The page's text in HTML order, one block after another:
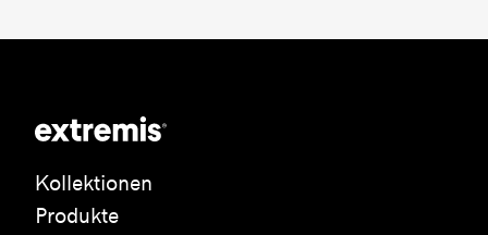
Kollektionen
Produkte